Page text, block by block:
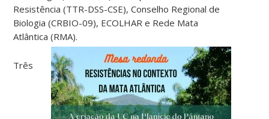
Resistência (TTR-DSS-CSE), Conselho Regional de
Biologia (CRBIO-09), ECOLHAR e Rede Mata
Atlântica (RMA).
Três